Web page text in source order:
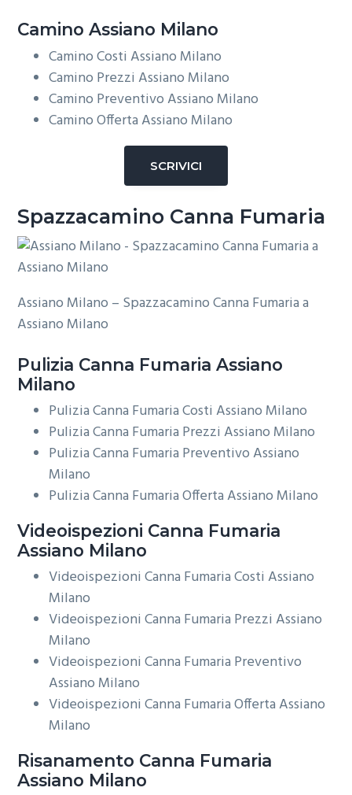
Camino Assiano Milano
Camino Costi Assiano Milano
Camino Prezzi Assiano Milano
Camino Preventivo Assiano Milano
Camino Offerta Assiano Milano
SCRIVICI
Spazzacamino Canna Fumaria
Assiano Milano – Spazzacamino Canna Fumaria a
Assiano Milano
Pulizia Canna Fumaria Assiano
Milano
Pulizia Canna Fumaria Costi Assiano Milano
Pulizia Canna Fumaria Prezzi Assiano Milano
Pulizia Canna Fumaria Preventivo Assiano
Milano
Pulizia Canna Fumaria Offerta Assiano Milano
Videoispezioni Canna Fumaria
Assiano Milano
Videoispezioni Canna Fumaria Costi Assiano
Milano
Videoispezioni Canna Fumaria Prezzi Assiano
Milano
Videoispezioni Canna Fumaria Preventivo
Assiano Milano
Videoispezioni Canna Fumaria Offerta Assiano
Milano
Risanamento Canna Fumaria
Assiano Milano